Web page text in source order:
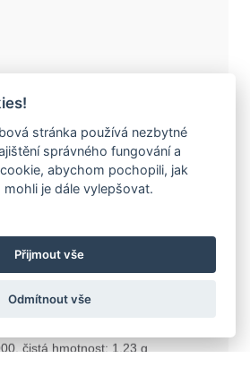
92
stránka používá nezbytné
správného fungování a
abychom pochopili, jak
je dále vylepšovat.
Přijmout vše
Odmítnout vše